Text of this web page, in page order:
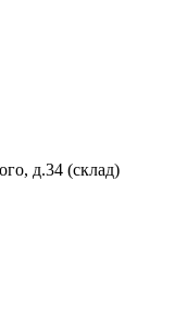
д.34 (склад)